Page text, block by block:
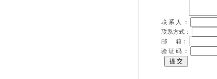
联 系 人 ：
联系方式：
邮 箱：
验 证 码 ：